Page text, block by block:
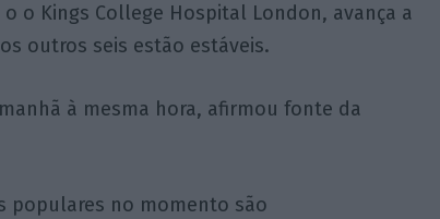
o Kings College Hospital London, avança a
outros seis estão estáveis.
à mesma hora, afirmou fonte da
populares no momento são